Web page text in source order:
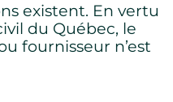
existent. En vertu
du Québec, le
fournisseur n’est
site Web. Certains sont
confidentialitépour savoir
et protégeons vos
vous visitez notre site